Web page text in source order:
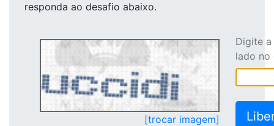
responda ao desafio abaixo.
[trocar imagem]
Digite
lado no